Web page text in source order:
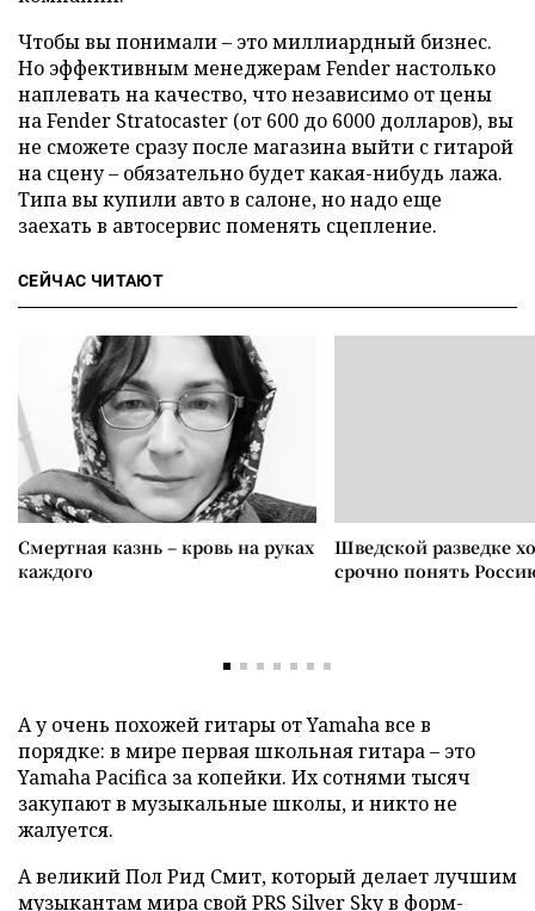
Чтобы вы понимали – это миллиардный бизнес.
Но эффективным менеджерам Fender настолько
наплевать на качество, что независимо от цены
на Fender Stratocaster (от 600 до 6000 долларов), вы
не сможете сразу после магазина выйти с гитарой
на сцену – обязательно будет какая-нибудь лажа.
Типа вы купили авто в салоне, но надо еще
заехать в автосервис поменять сцепление.
СЕЙЧАС ЧИТАЮТ
Смертная казнь – кровь на руках
каждого
Шведской разведке
срочно понять
А у очень похожей гитары от Yamaha все в
порядке: в мире первая школьная гитара – это
Yamaha Pacifica за копейки. Их сотнями тысяч
закупают в музыкальные школы, и никто не
жалуется.
А великий Пол Рид Смит, который делает лучшим
музыкантам мира свой PRS Silver Sky в форм-